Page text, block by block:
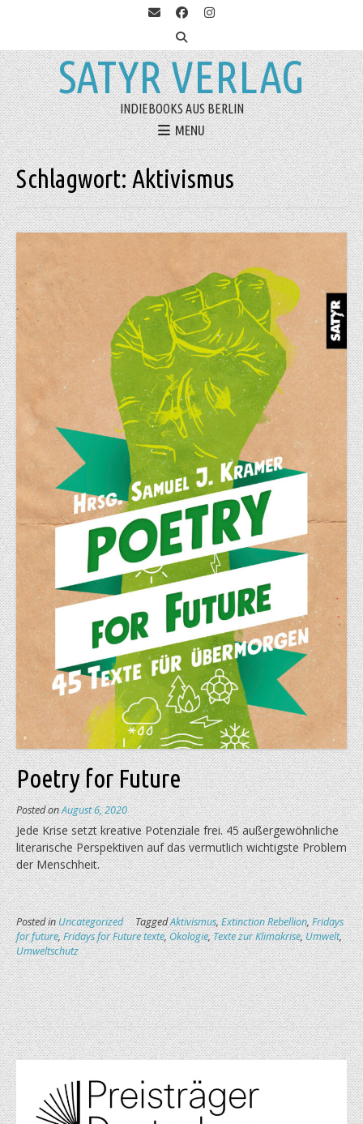
SATYR VERLAG
INDIEBOOKS AUS BERLIN
MENU
Schlagwort:Aktivismus
Poetry for Future
Posted onAugust 6, 2020
Jede Krise setzt kreative Potenziale frei. 45 außergewöhnliche
literarische Perspektiven auf das vermutlich wichtigste Problem
der Menschheit.
Posted inUncategorized TaggedAktivismus,Extinction Rebellion,Fridays
for future,Fridays for Future texte,Ökologie,Texte zur Klimakrise,Umwelt,
Umweltschutz